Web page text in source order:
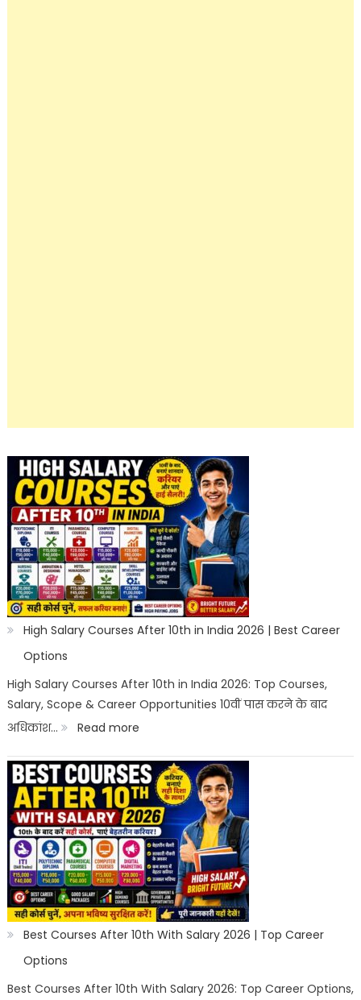
High Salary Courses After 10th in India 2026 | Best Career
Options
High Salary Courses After 10th in India 2026: Top Courses,
Salary, Scope & Career Opportunities 10वीं पास करने के बाद
अधिकांश…
Read more:
High
Salary
Courses
After
10th
in
India
2026
Best
Best Courses After 10th With Salary 2026 | Top Career
Options
Best Courses After 10th With Salary 2026: Top Career Options,